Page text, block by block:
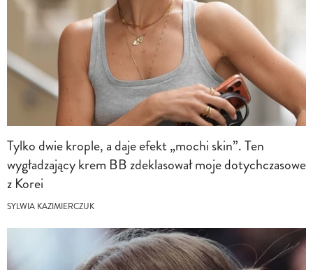
Tylko dwie krople, a daje efekt „mochi skin”. Ten
wygładzający krem BB zdeklasował moje dotychczasowe
z Korei
SYLWIA KAZIMIERCZUK